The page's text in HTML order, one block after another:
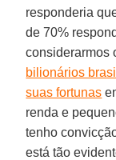
responderia
de 70%
considerarmos
bilionários
suas fortunas
renda e
tenho
está tão